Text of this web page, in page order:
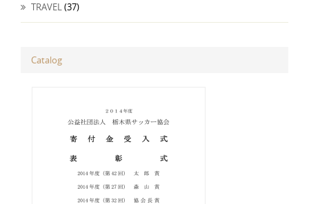
TRAVEL(37)
Catalog